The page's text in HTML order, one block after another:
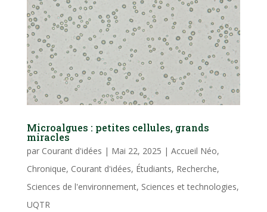
Microalgues : petites cellules, grands
miracles
par Courant d'idées | Mai 22, 2025 | Accueil Néo,
Chronique, Courant d'idées, Étudiants, Recherche,
Sciences de l'environnement, Sciences et technologies,
UQTR